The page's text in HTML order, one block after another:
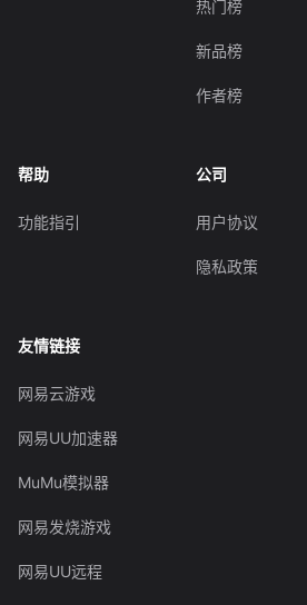
热门榜
新品榜
作者榜
帮助
功能指引
公司
用户协议
隐私政策
友情链接
网易云游戏
网易UU加速器
MuMu模拟器
网易发烧游戏
网易UU远程